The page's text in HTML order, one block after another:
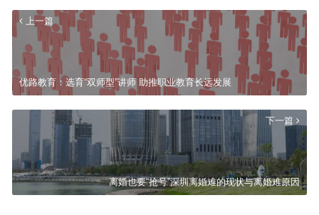
上一篇
优路教育：选育“双师型”讲师 助推职业教育长远发展
下一篇
离婚也要“抢号”深圳离婚难的现状与离婚难原因